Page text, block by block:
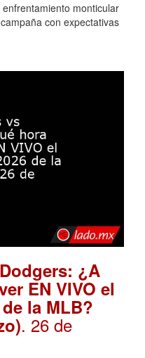
monticular
con expectativas
¿A
EN VIVO el
la MLB?
. 26 de